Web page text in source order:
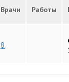
Врачи Работы
8